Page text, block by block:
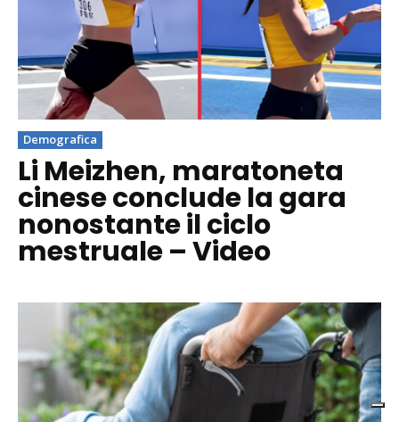
Demografica
Li Meizhen, maratoneta
cinese conclude la gara
nonostante il ciclo
mestruale – Video